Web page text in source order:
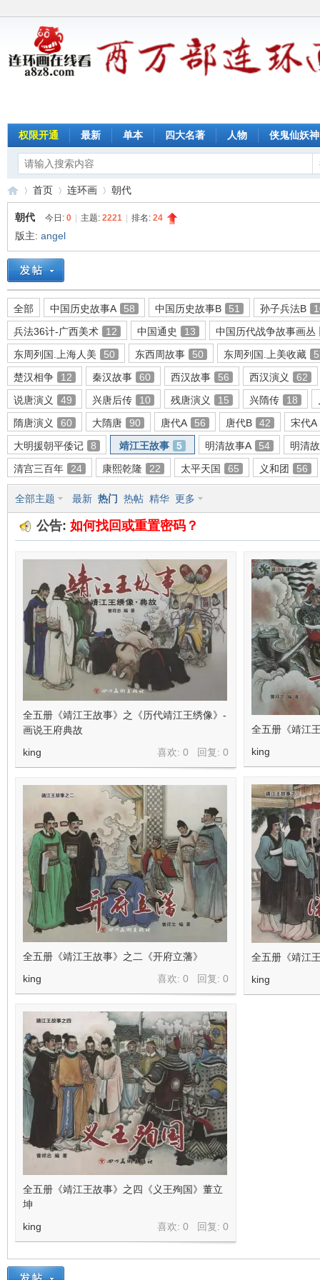
权限开通 最新 单本 四大名著 人物 侠鬼仙妖神
连
环
»
首页
›
连环画
›
朝代
朝代 今日: 0 主题: 2221 排名: 24
版主: angel
全部 中国历史故事A 58 中国历史故事B 51 孙子兵法B
兵法36计-广西美术
12 中国通史 13
中国历代战争故事画丛
东周列国.上海人美
50 东西周故事 50 东周列国.上美收藏
楚汉相争
12 秦汉故事 60 西汉故事 56 西汉演义
62
说唐演义
49 兴唐后传 10 残唐演义 15 兴隋传 18
隋唐演义
60 大隋唐 90 唐代A 56 唐代B 42
宋代A
大明援朝平倭记
8 靖江王故事 5 明清故事A 54
明清
清宫三百年
24 康熙乾隆 22 太平天国 65 义和团 56
全部主题 最新 热门 热帖 精华 更多
公告: 如何找回或重置密码？
全五册《靖江王故事》之《历代靖江王绣像》-
画说王府典故
喜欢: 0 回复: 0
king
全五册《靖江
king
全五册《靖江
king
全五册《靖江王故事》之二《开府立藩》
喜欢: 0 回复: 0
king
全五册《靖江王故事》之四《义王殉国》董立
坤
喜欢: 0 回复: 0
king